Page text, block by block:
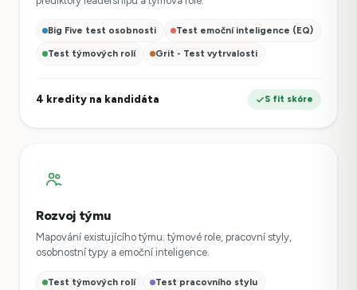
Big Five test osobnosti Test emoční inteligence (EQ)
Test týmových rolí Grit - Test vytrvalosti
4 kredity na kandidáta S fit skóre
Rozvoj týmu
Mapování existujícího týmu: týmové role, pracovní styly,
osobnostní typy a emoční inteligence.
Test týmových rolí Test pracovního stylu